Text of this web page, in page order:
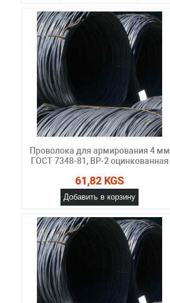
Проволока для армирования 4 мм
ГОСТ 7348-81, ВР-2 оцинкованная
61,82 KGS
Добавить в корзину